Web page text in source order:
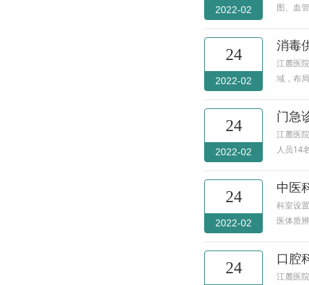
2022-02
图、血
24
2022-02
消毒
江麓医
域，布
24
2022-02
门急
江麓医
人员14
24
2022-02
中医
科室设
医体质
24
口腔
江麓医